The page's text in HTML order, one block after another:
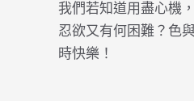
我們若知道用盡心機
忍欲又有何困難？色
時快樂！